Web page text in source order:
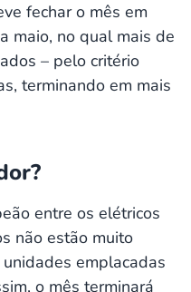
fechar o mês em
maio, no qual mais de
– pelo critério
terminando em mais
entre os elétricos
não estão muito
emplacadas
o mês terminará